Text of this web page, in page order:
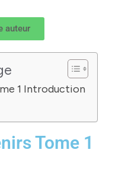
auteur
1 Introduction
Tome 1